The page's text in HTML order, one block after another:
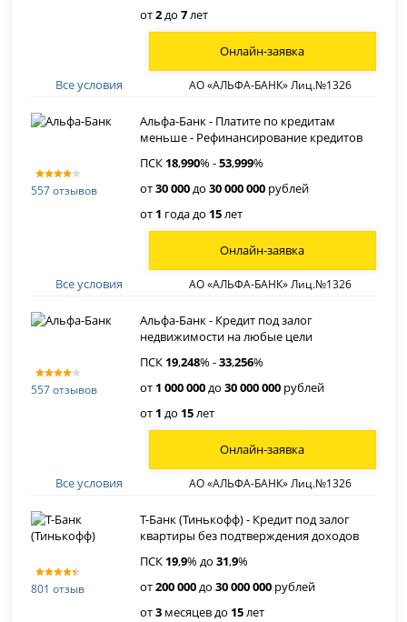
от2до7лет
Все условия АО «АЛЬФА-БАНК» Лиц.№1326
Онлайн-заявка
557 отзывов
Альфа-Банк - Платите по кредитам
меньше - Рефинансирование кредитов
ПСК 18,990% -53,999%
от30 000до30 000 000 рублей
от 1 года до 15лет
Все условия АО «АЛЬФА-БАНК» Лиц.№1326
Онлайн-заявка
557 отзывов
Альфа-Банк - Кредит под залог
недвижимости на любые цели
ПСК 19,248% -33,256%
от 1 000 000до30 000 000 рублей
от 1 до 15лет
Все условия АО «АЛЬФА-БАНК» Лиц.№1326
Онлайн-заявка
801 отзыв
Т-Банк (Тинькофф) - Кредит под залог
квартиры без подтверждения доходов
ПСК 19,9% до31,9%
от200 000до30 000 000 рублей
от3 месяцев до 15лет